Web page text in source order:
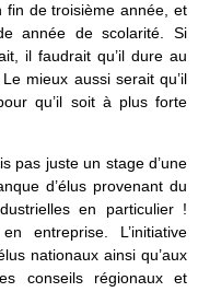
fin de troisième année, et
année de scolarité. Si
il faudrait qu’il dure au
mieux aussi serait qu’il
qu’il soit à plus forte
pas juste un stage d’une
d’élus provenant du
en particulier !
entreprise. L’initiative
nationaux ainsi qu’aux
conseils régionaux et